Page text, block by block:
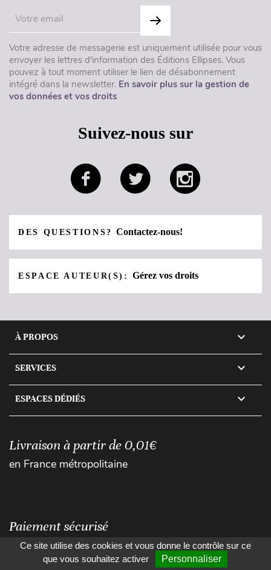
Votre adresse de messagerie est uniquement utilisée pour vous
envoyer les lettres d'information des Éditions Ellipses. Vous
pouvez à tout moment utiliser le lien de désabonnement
intégré dans la newsletter. En savoir plus sur la gestion de
vos données et vos droits
Suivez-nous sur
DES QUESTIONS?Contactez-nous!
ESPACE AUTEUR(S):Gérez vos droits
À PROPOS 
SERVICES 
ESPACES DÉDIÉS 
Livraison à partir de 0,01€
en France métropolitaine
Paiement sécurisé
Ce site utilise des cookies et vous donne le contrôle sur ce
que vous souhaitez activer
Personnaliser